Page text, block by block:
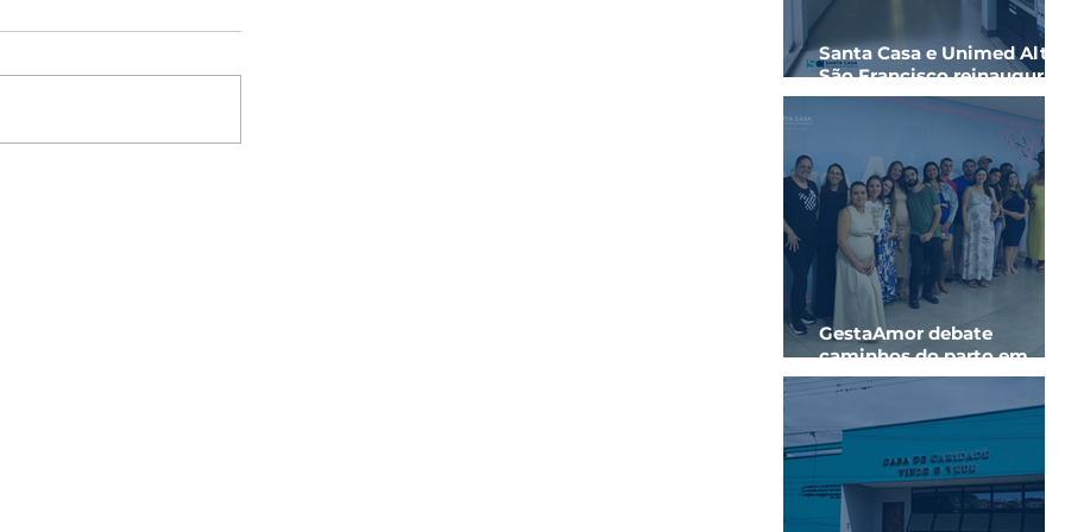
Santa Casa e Unimed Alto
São Francisco
ala hospitalar com novos
GestaAmor debate
caminhos do parto em
parceria com a
Universidade de Itaúna